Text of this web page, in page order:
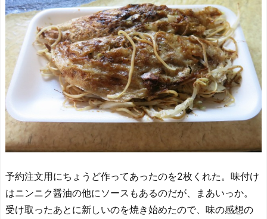
予約注文用にちょうど作ってあったのを2枚くれた。味付け
はニンニク醤油の他にソースもあるのだが、まあいっか。
受け取ったあとに新しいのを焼き始めたので、味の感想の